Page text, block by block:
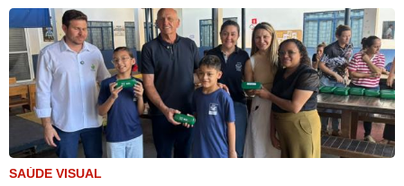
SAÚDE VISUAL